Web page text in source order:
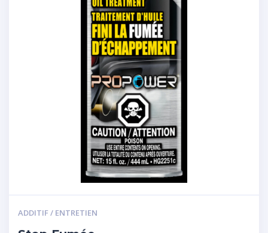
ADDITIF / ENTRETIEN